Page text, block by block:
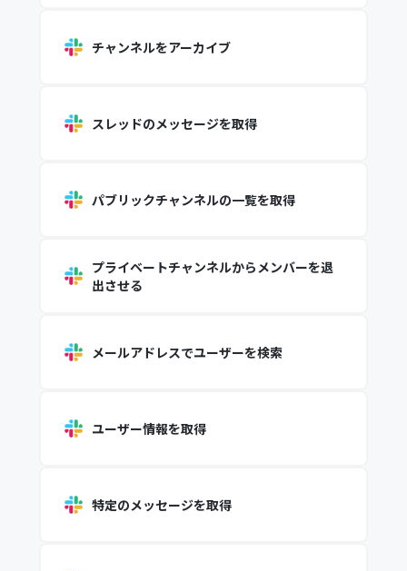
チャンネルをアーカイブ
スレッドのメッセージを取得
パブリックチャンネルの一覧を取得
プライベートチャンネルからメンバーを退
出させる
メールアドレスでユーザーを検索
ユーザー情報を取得
特定のメッセージを取得